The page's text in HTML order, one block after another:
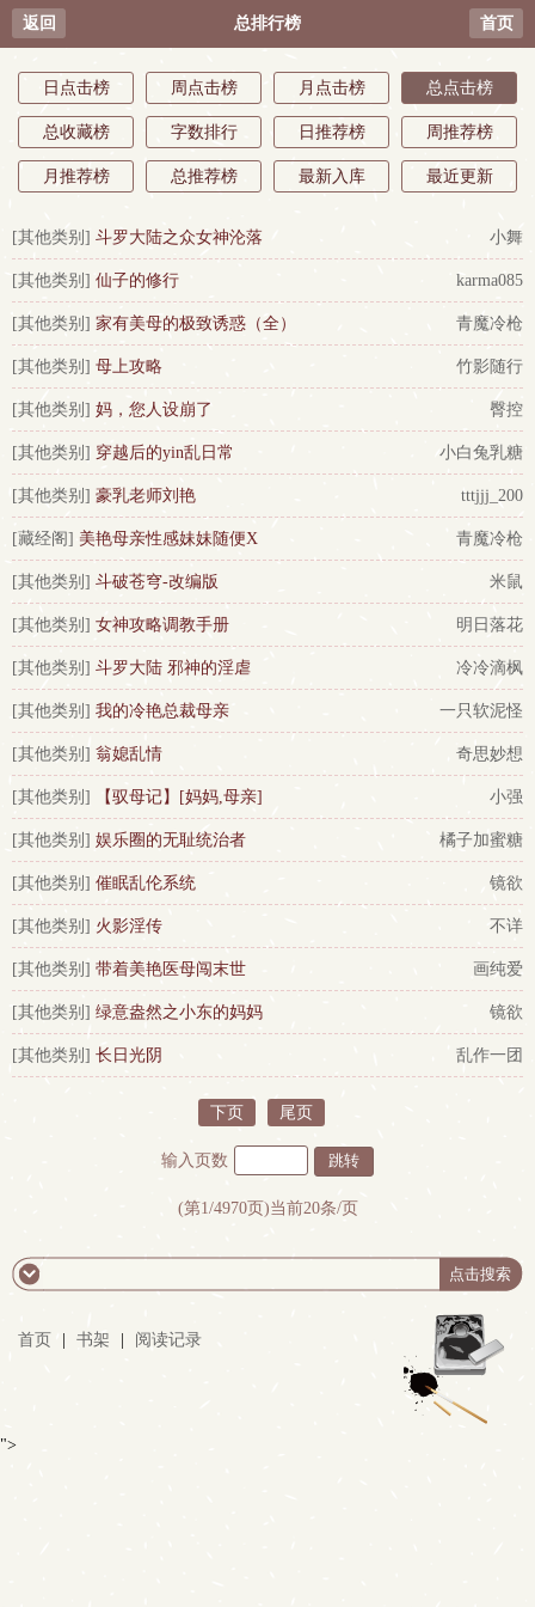
返回 总排行榜 首页
日点击榜 周点击榜 月点击榜 总点击榜
总收藏榜 字数排行 日推荐榜 周推荐榜
月推荐榜 总推荐榜 最新入库 最近更新
[其他类别] 斗罗大陆之众女神沦落 小舞
[其他类别] 仙子的修行 karma085
[其他类别] 家有美母的极致诱惑（全） 青魔冷枪
[其他类别] 母上攻略 竹影随行
[其他类别] 妈，您人设崩了 臀控
[其他类别] 穿越后的yin乱日常 小白兔乳糖
[其他类别] 豪乳老师刘艳 tttjjj_200
[藏经阁] 美艳母亲性感妹妹随便X 青魔冷枪
[其他类别] 斗破苍穹-改编版 米鼠
[其他类别] 女神攻略调教手册 明日落花
[其他类别] 斗罗大陆 邪神的淫虐 冷冷滴枫
[其他类别] 我的冷艳总裁母亲 一只软泥怪
[其他类别] 翁媳乱情 奇思妙想
[其他类别] 【驭母记】[妈妈,母亲] 小强
[其他类别] 娱乐圈的无耻统治者 橘子加蜜糖
[其他类别] 催眠乱伦系统 镜欲
[其他类别] 火影淫传 不详
[其他类别] 带着美艳医母闯末世 画纯爱
[其他类别] 绿意盎然之小东的妈妈 镜欲
[其他类别] 长日光阴 乱作一团
下页 尾页
输入页数
(第1/4970页)当前20条/页
首页 书架 阅读记录
">